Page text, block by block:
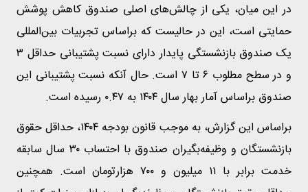
در این میان، یکی از چالش‌های اصلی صندوق کاهش پوشش
حمایتی است، این در حالیست که براساس تجربیات بین‌المللی
یک صندوق بازنشستگی پایدار دارای نسبت پشتیبانی حداقل ۳
و در سطح مطلوب ۶ تا ۷ است. حال آنکه نسبت پشتیبانی این
صندوق براساس آمار بهار سال ۱۴۰۴ به ۰.۴۷ رسیده است.
براساس این گزارش، به موجب قانون بودجه ۱۴۰۴، حداقل حقوق
بازنشستگان و وظیفه‌بگیران صندوق با احتساب ۳۰ سال سابقه
خدمت برابر با ۱۱ میلیون و ۷۰۰ هزارتومان است. همچنین